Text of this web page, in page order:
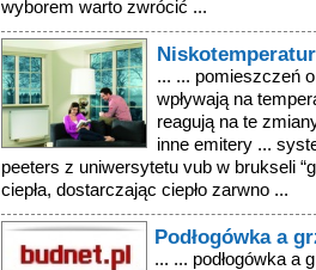
wyborem warto zwrócić ...
... ... pomieszczeń
wpływają na
reagują na te
inne emitery ...
peeters z uniwersytetu vub w brukseli
ciepła, dostarczając ciepło zarwno ...
Podłogówka a
... ... podłogówka a